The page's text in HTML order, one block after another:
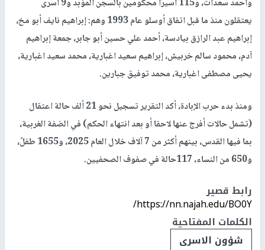
وأحمد سعدات، و115 أسيرًا محكومين بالسجن المؤبد و9 أسرى
يعتقلون منذ ما قبل اتفاق أوسلو عام 1993 وهم: إبراهيم نايف أبو مخ،
إبراهيم عبد الرازق بيادسة، أحمد علي حسين أبو جابر، جمعة إبراهيم
آدم، محمود سالم خربيش، إبراهيم سعيد اغبارية، محمد سعيد اغبارية،
يحيى مصطفى اغبارية، محمد توفيق جبارين.
ومنذ بدء حرب الإبادة، أكد التقرير تسجيل نحو 21 ألف حالة اعتقال
(تشمل حالات أفرج عنها لاحقا أو بعد انتهاء الحكم) في الضفة الغربية،
بما فيها القدس، بينهم أكثر من 7 آلاف خلال العام 2025، و1655 طفلً،
و650 من النساء، 117حالة في صفوف الصحفيين.
رابط قصير
https://nn.najah.edu/BO0Y/
الكلمات المفتاحية
شؤون الاسرى